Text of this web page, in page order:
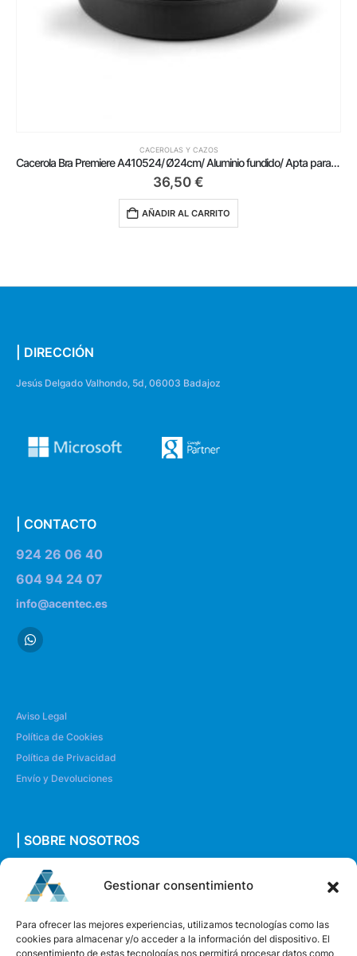
Gestionar consentimiento
Para ofrecer las mejores experiencias, utilizamos tecnologías como las
cookies para almacenar y/o acceder a la información del dispositivo. El
consentimiento de estas tecnologías nos permitirá procesar datos como
CACEROLAS Y CAZOS
Cacerola Bra Premiere A410524/ Ø24cm/ Aluminio fundido/ Apta para Inducción
36,50 €
AÑADIR AL CARRITO
| DIRECCIÓN
Jesús Delgado Valhondo, 5d, 06003 Badajoz
| CONTACTO
924 26 06 40
604 94 24 07
info@acentec.es
Aviso Legal
Política de Cookies
Política de Privacidad
Envío y Devoluciones
| SOBRE NOSOTROS
Quiénes somos
Envíanos un mensaje